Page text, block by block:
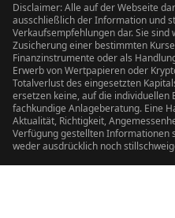
Disclaimer: Alle auf der Webseite
ausschließlich der Information und
Verkaufsempfehlungen dar. Sie
Zusicherung einer bestimmten
Finanzinstrumente oder als
Erwerb von Wertpapieren oder
Totalverlust des eingesetzten
ersetzen keine, auf die individuellen
fachkundige Anlageberatung. Eine
Aktualität, Richtigkeit,
Verfügung gestellten Informationen
weder ausdrücklich noch